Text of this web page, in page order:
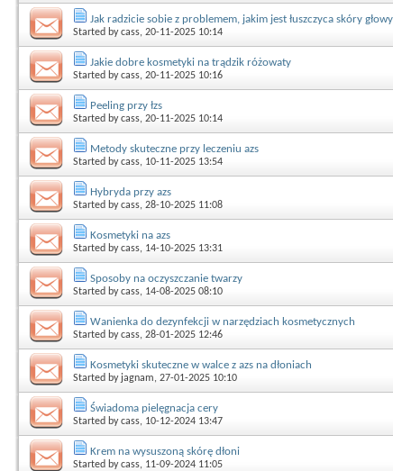
Jak radzicie sobie z problemem, jakim jest łuszczyca skóry
Started bycass, 20-11-2025 10:14
Jakie dobre kosmetyki na trądzik różowaty
Started bycass, 20-11-2025 10:16
Peeling przy łzs
Started bycass, 20-11-2025 10:14
Metody skuteczne przy leczeniu azs
Started bycass, 10-11-2025 13:54
Hybryda przy azs
Started bycass, 28-10-2025 11:08
Kosmetyki na azs
Started bycass, 14-10-2025 13:31
Sposoby na oczyszczanie twarzy
Started bycass, 14-08-2025 08:10
Wanienka do dezynfekcji w narzędziach kosmetycznych
Started bycass, 28-01-2025 12:46
Kosmetyki skuteczne w walce z azs na dłoniach
Started by jagnam, 27-01-2025 10:10
Świadoma pielęgnacja cery
Started bycass, 10-12-2024 13:47
Krem na wysuszoną skórę dłoni
Started bycass, 11-09-2024 11:05